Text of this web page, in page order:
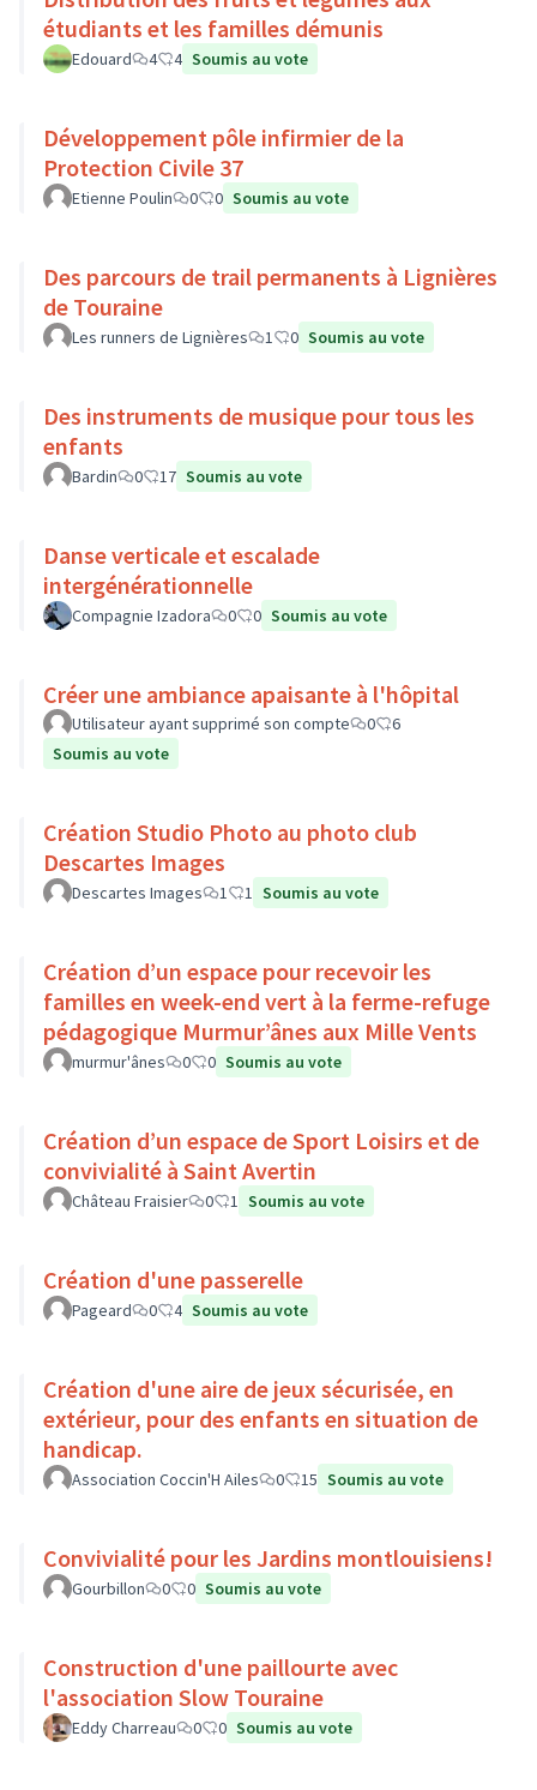
étudiants et les familles démunis
Edouard 4 4 Soumis au vote
Développement pôle infirmier de la
Protection Civile 37
Etienne Poulin 0 0 Soumis au vote
Des parcours de trail permanents à Lignières
de Touraine
Les runners de Lignières 1 0 Soumis au vote
Des instruments de musique pour tous les
enfants
Bardin 0 17 Soumis au vote
Danse verticale et escalade
intergénérationnelle
Compagnie Izadora 0 0 Soumis au vote
Créer une ambiance apaisante à l'hôpital
Utilisateur ayant supprimé son compte 0
6
Soumis au vote
Création Studio Photo au photo club
Descartes Images
Descartes Images 1 1 Soumis au vote
Création d’un espace pour recevoir les
familles en week-end vert à la ferme-refuge
pédagogique Murmur’ânes aux Mille Vents
murmur'ânes 0 0 Soumis au vote
Création d’un espace de Sport Loisirs et de
convivialité à Saint Avertin
Château Fraisier 0 1 Soumis au vote
Création d'une passerelle
Pageard 0 4 Soumis au vote
Création d'une aire de jeux sécurisée, en
extérieur, pour des enfants en situation de
handicap.
Association Coccin'H Ailes 0 15 Soumis au vote
Convivialité pour les Jardins montlouisiens!
Gourbillon 0 0 Soumis au vote
Construction d'une paillourte avec
l'association Slow Touraine
Eddy Charreau 0 0 Soumis au vote